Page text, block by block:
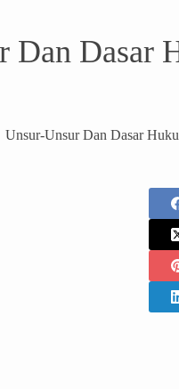
Dan Dasar
Unsur-Unsur Dan Dasar